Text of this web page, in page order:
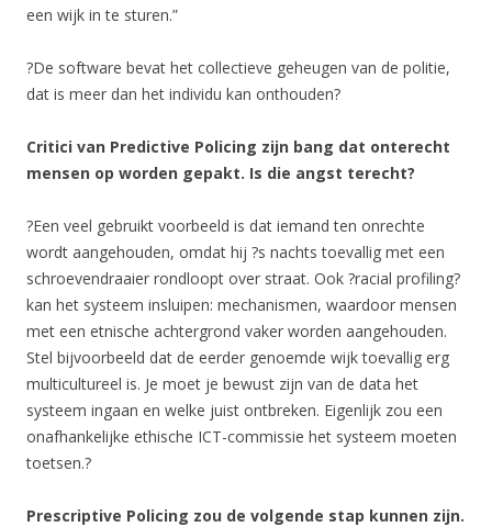
een wijk in te sturen.”
?De software bevat het collectieve geheugen van de politie,
dat is meer dan het individu kan onthouden?
Critici van Predictive Policing zijn bang dat onterecht
mensen op worden gepakt. Is die angst terecht?
?Een veel gebruikt voorbeeld is dat iemand ten onrechte
wordt aangehouden, omdat hij ?s nachts toevallig met een
schroevendraaier rondloopt over straat. Ook ?racial profiling?
kan het systeem insluipen: mechanismen, waardoor mensen
met een etnische achtergrond vaker worden aangehouden.
Stel bijvoorbeeld dat de eerder genoemde wijk toevallig erg
multicultureel is. Je moet je bewust zijn van de data het
systeem ingaan en welke juist ontbreken. Eigenlijk zou een
onafhankelijke ethische ICT-commissie het systeem moeten
toetsen.?
Prescriptive Policing zou de volgende stap kunnen zijn.